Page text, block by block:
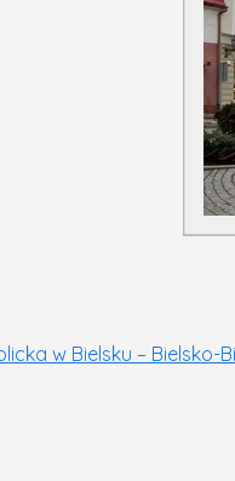
w Bielsku – Bielsko-